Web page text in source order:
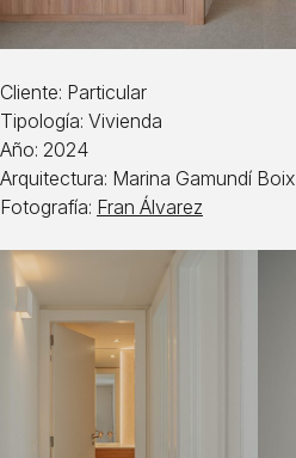
Cliente: Particular
Tipología: Vivienda
Año: 2024
Arquitectura: Marina Gamundí Boix
Fotografía: Fran Álvarez